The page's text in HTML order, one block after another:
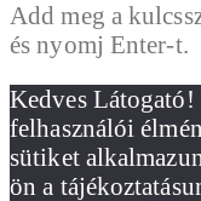
Add meg a
és nyomj Enter-t.
Kedves
felhasználói
sütiket
ön a